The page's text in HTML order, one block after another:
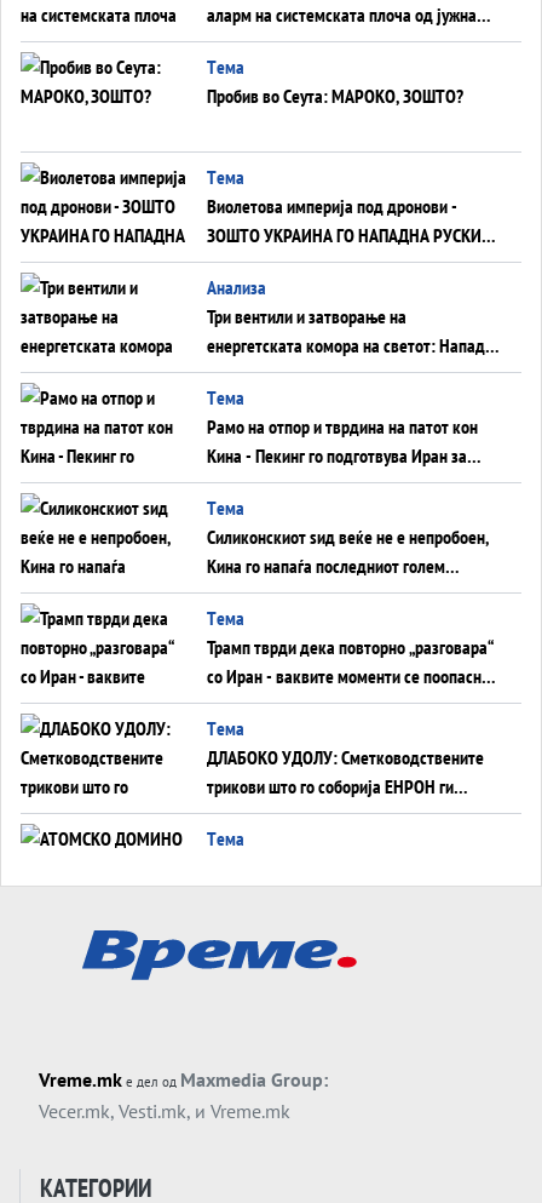
аларм на системската плоча од јужна
Германија до Црното Море...
Tема
Пробив во Сеута: МАРОКО, ЗОШТО?
Tема
Виолетова империја под дронови -
ЗОШТО УКРАИНА ГО НАПАДНА РУСКИОТ
WILDBERRIES
Aнализа
Три вентили и затворање на
енергетската комора на светот: Нападот
во Суец најавува глобален енергетски
инфаркт?
Tема
Рамо на отпор и тврдина на патот кон
Кина - Пекинг го подготвува Иран за
американска копнена инвазија
Tема
Силиконскиот ѕид веќе не е непробоен,
Кина го напаѓа последниот голем
монопол на Западот?
Tема
Трамп тврди дека повторно „разговара“
со Иран - ваквите моменти се поопасни
од отворените закани
Tема
ДЛАБОКО УДОЛУ: Сметководствените
трикови што го соборија ЕНРОН ги
применуваат гигантите за ВИ
Tема
Tема
ОД ШАХЕД ДО СВЕТСКА ВОЈНА?
Заборавете ги премиерите, ОВА СЕ
ЛУЃЕТО ШТО РЕШАВААТ ЗА МИР, ВОЈНА,
Vreme.mk е дел од Maxmedia Group:
Vecer.mk, Vesti.mk, и Vreme.mk
КАТЕГОРИИ